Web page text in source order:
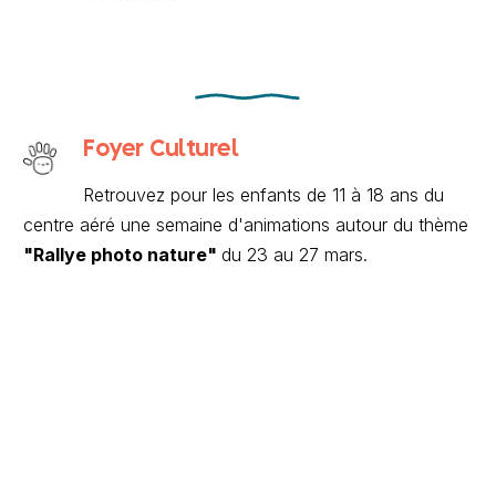
Foyer Culturel
Retrouvez pour les enfants de 11 à 18 ans du
centre aéré une semaine d'animations autour du thème
"Rallye photo nature" du 23 au 27 mars.